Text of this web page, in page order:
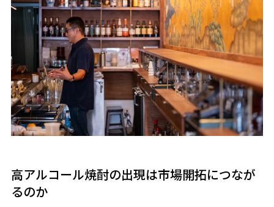
高アルコール焼酎の出現は市場開拓につなが
るのか